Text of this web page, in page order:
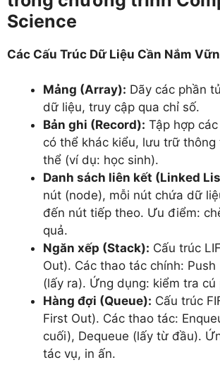
Science
Các Cấu Trúc Dữ Liệu Cần Nắm
Mảng (Array): Dãy các phần
dữ liệu, truy cập qua chỉ số.
Bản ghi (Record): Tập hợp
có thể khác kiểu, lưu trữ
thể (ví dụ: học sinh).
Danh sách liên kết (Linked
nút (node), mỗi nút chứa dữ
đến nút tiếp theo. Ưu điểm:
quả.
Ngăn xếp (Stack): Cấu trúc
Out). Các thao tác chính: Push
(lấy ra). Ứng dụng: kiểm tra cú
Hàng đợi (Queue): Cấu trúc
First Out). Các thao tác:
cuối), Dequeue (lấy từ đầu).
tác vụ, in ấn.